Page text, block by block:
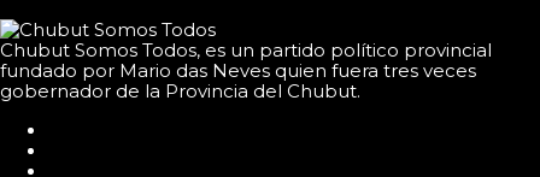
Chubut Somos Todos, es un partido político provincial
fundado por Mario das Neves quien fuera tres veces
gobernador de la Provincia del Chubut.